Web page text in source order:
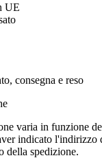
UE
consegna e reso
varia in funzione
indicato l'indirizzo
della spedizione.